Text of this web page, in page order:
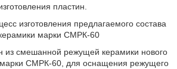
пластин.
изготовления предлагаемого состава
марки СМРК-60
из смешанной режущей керамики нового
марки СМРК-60, для оснащения режущего